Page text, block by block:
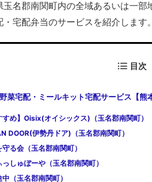
玉名郡南関町内の全域あるいは一部
宅配弁当のサービスを紹介します。
目次
菜宅配・ミールキット宅配サービス【熊
すめ】Oisix(オイシックス)（玉名郡南関町）
DOOR(伊勢丹ドア)（玉名郡南関町）
る会（玉名郡南関町）
っしゅぼーや（玉名郡南関町）
（玉名郡南関町）